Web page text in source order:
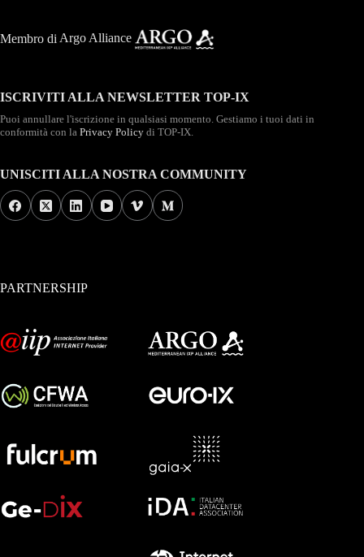
Membro di Argo Alliance
ISCRIVITI ALLA NEWSLETTER TOP-IX
Puoi annullare l'iscrizione in qualsiasi momento. Gestiamo i tuoi dati in
conformità con la Privacy Policy di TOP-IX.
UNISCITI ALLA NOSTRA COMMUNITY
PARTNERSHIP